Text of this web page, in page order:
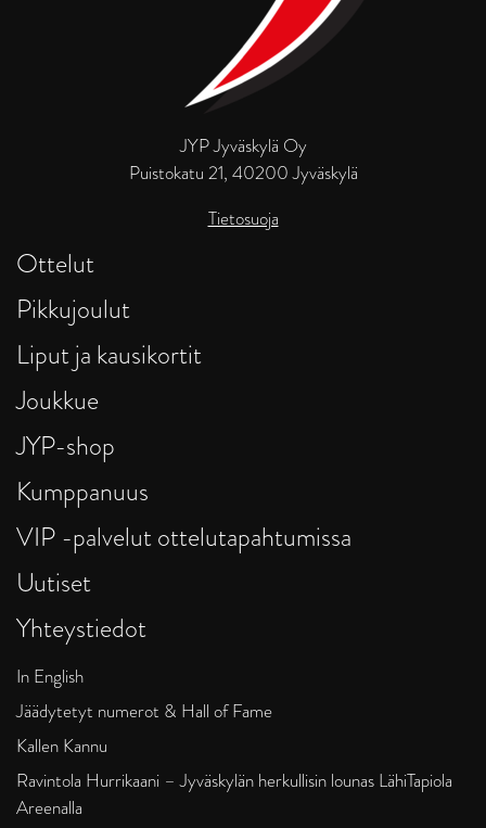
JYP Jyväskylä Oy
Puistokatu 21, 40200 Jyväskylä
Tietosuoja
Ottelut
Pikkujoulut
Liput ja kausikortit
Joukkue
JYP-shop
Kumppanuus
VIP -palvelut ottelutapahtumissa
Uutiset
Yhteystiedot
In English
Jäädytetyt numerot & Hall of Fame
Kallen Kannu
Ravintola Hurrikaani – Jyväskylän herkullisin lounas LähiTapiola
Areenalla